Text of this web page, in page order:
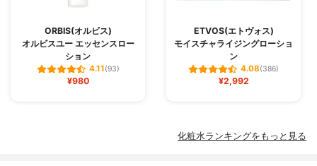
ORBIS(オルビス)
オルビスユー エッセンスロー
ション
4.11(93)
¥980
ETVOS(エトヴォス)
モイスチャライジングローショ
ン
4.08(386)
¥2,992
化粧水ランキングをもっと見る